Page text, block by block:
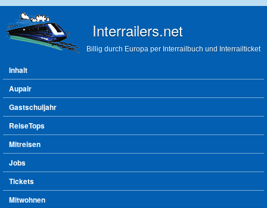
Interrailers.net
Billig durch Europa per Interrailbuch und Interrailticket
Hauptmenü
Inhalt
Aupair
Gastschuljahr
ReiseTops
Mitreisen
Jobs
Tickets
Mitwohnen